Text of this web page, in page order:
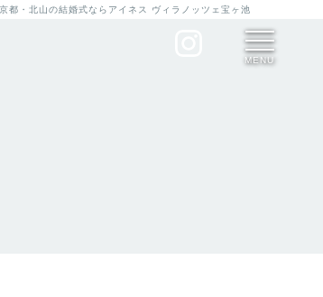
都・北山の結婚式ならアイネス ヴィラノッツェ宝ヶ池
MENU